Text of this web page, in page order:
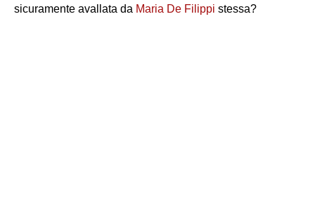
sicuramente avallata da Maria De Filippi stessa?